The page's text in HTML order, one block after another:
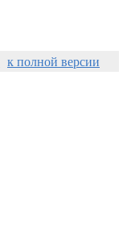
к полной версии